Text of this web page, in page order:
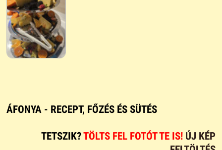
ÁFONYA - RECEPT, FŐZÉS ÉS SÜTÉS
TETSZIK?TÖLTS FEL FOTÓT TE IS! ÚJ KÉP